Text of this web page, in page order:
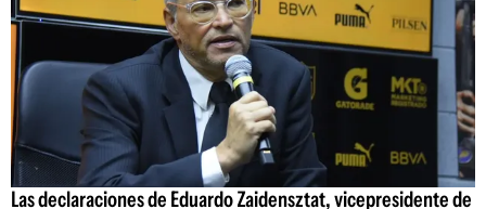
Las declaraciones de Eduardo Zaidensztat, vicepresidente de